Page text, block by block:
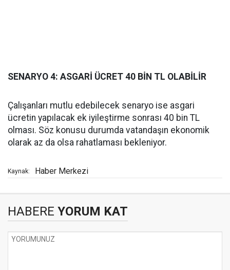
SENARYO 4: ASGARİ ÜCRET 40 BİN TL OLABİLİR
Çalışanları mutlu edebilecek senaryo ise asgari
ücretin yapılacak ek iyileştirme sonrası 40 bin TL
olması. Söz konusu durumda vatandaşın ekonomik
olarak az da olsa rahatlaması bekleniyor.
Kaynak: Haber Merkezi
HABERE YORUM KAT